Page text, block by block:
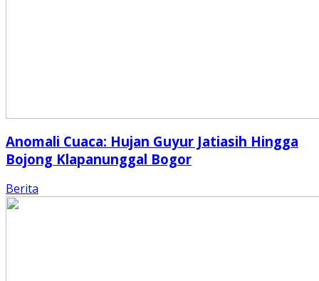
Anomali Cuaca: Hujan Guyur Jatiasih Hingga
Bojong Klapanunggal Bogor
Berita